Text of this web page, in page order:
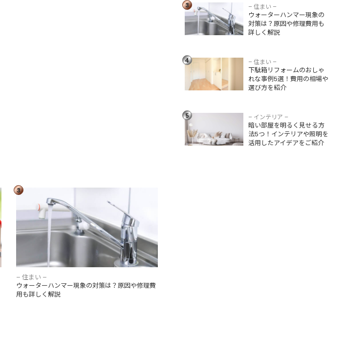
3
ウォーターハンマー現象の対策は？原因や修
理費用も詳しく解説
– 住まい –
ウォーターハンマー現象の対策は？原因や修理費
用も詳しく解説
3
原因や修理費用も
詳しく解説
– 住まい –
ウォーターハンマー現象の
対策は？原因や修理費用も
詳しく解説
4
選！費用の相場や
選び方を紹介
– 住まい –
下駄箱リフォームのおしゃ
れな事例5選！費用の相場や
選び方を紹介
5
暗い部屋を明るく
ンテリアや照明を
活用したアイデア
をご紹介
– インテリア –
暗い部屋を明るく見せる方
法5つ！インテリアや照明を
活用したアイデアをご紹介